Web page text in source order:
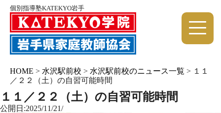
個別指導塾KATEKYO岩手
HOME > 水沢駅前校 > 水沢駅前校のニュース一覧 > １１
／２２（土）の自習可能時間
１１／２２（土）の自習可能時間
公開日:2025/11/21/